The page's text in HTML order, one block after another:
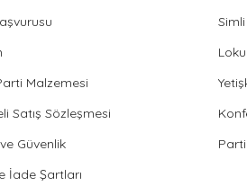
Malzemesi
Satış Sözleşmesi
Güvenlik
İade Şartları